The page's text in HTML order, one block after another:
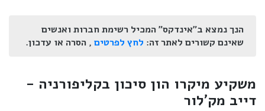
הנך נמצא ב"אינדקס" המכיל רשימת חברות ואנשים
שאינם קשורים לאתר זה: לחץ לפרטים , הסרה או עדכון.
משקיע מיקרו הון סיכון בקליפורניה -
דייב מק'לור